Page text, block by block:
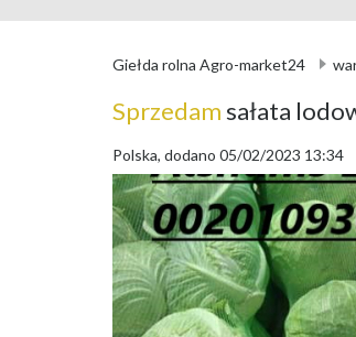
Giełda rolna Agro-market24
Sprzedam sałata
Polska, dodano 05/02/2023 13:34